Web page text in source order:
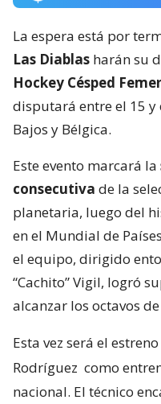
La espera está por
Las Diablas harán su
Hockey Césped
disputará entre el 15 y
Bajos y Bélgica.
Este evento marcará la
consecutiva de la
planetaria, luego del
en el Mundial de
el equipo, dirigido
“Cachito” Vigil, logró
alcanzar los octavos
Esta vez será el
Rodríguez como
nacional. El técnico